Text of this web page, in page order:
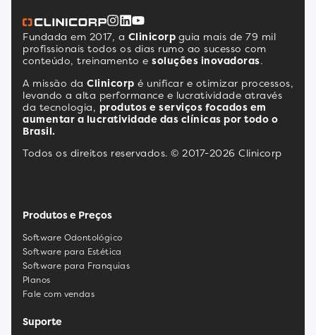
Fundada em 2017, a Clinicorp guia mais de 79 mil
profissionais todos os dias rumo ao sucesso com
conteúdo, treinamento e soluções inovadoras.
A missão da Clinicorp é unificar e otimizar processos,
levando a alta performance e lucratividade através
da tecnologia, produtos e serviços focados em
aumentar a lucratividade das clínicas por todo o
Brasil.
Todos os direitos reservados. © 2017-2026 Clinicorp
Produtos e Preços
Software Odontológico
Software para Estética
Software para Franquias
Planos
Fale com vendas
Suporte